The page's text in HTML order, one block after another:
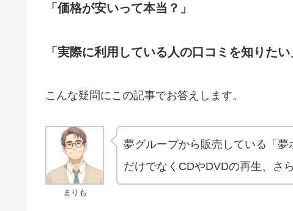
「価格が安いって本当？」
「実際に利用している人の口コミを知りたい
こんな疑問にこの記事でお答えします。
まりも
夢グループから販売している「
だけでなくCDやDVDの再生、さ